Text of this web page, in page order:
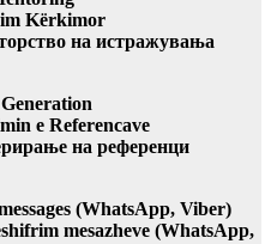
Kërkimor
на истражувања
e Referencave
на референци
(WhatsApp, Viber)
mesazheve (WhatsApp,